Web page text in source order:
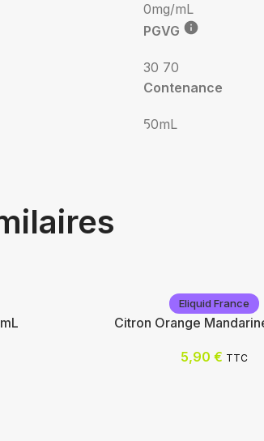
0mg/mL
PGVG
30 70
Contenance
50mL
Eliquid France
Citron Orange
5,90 € TTC